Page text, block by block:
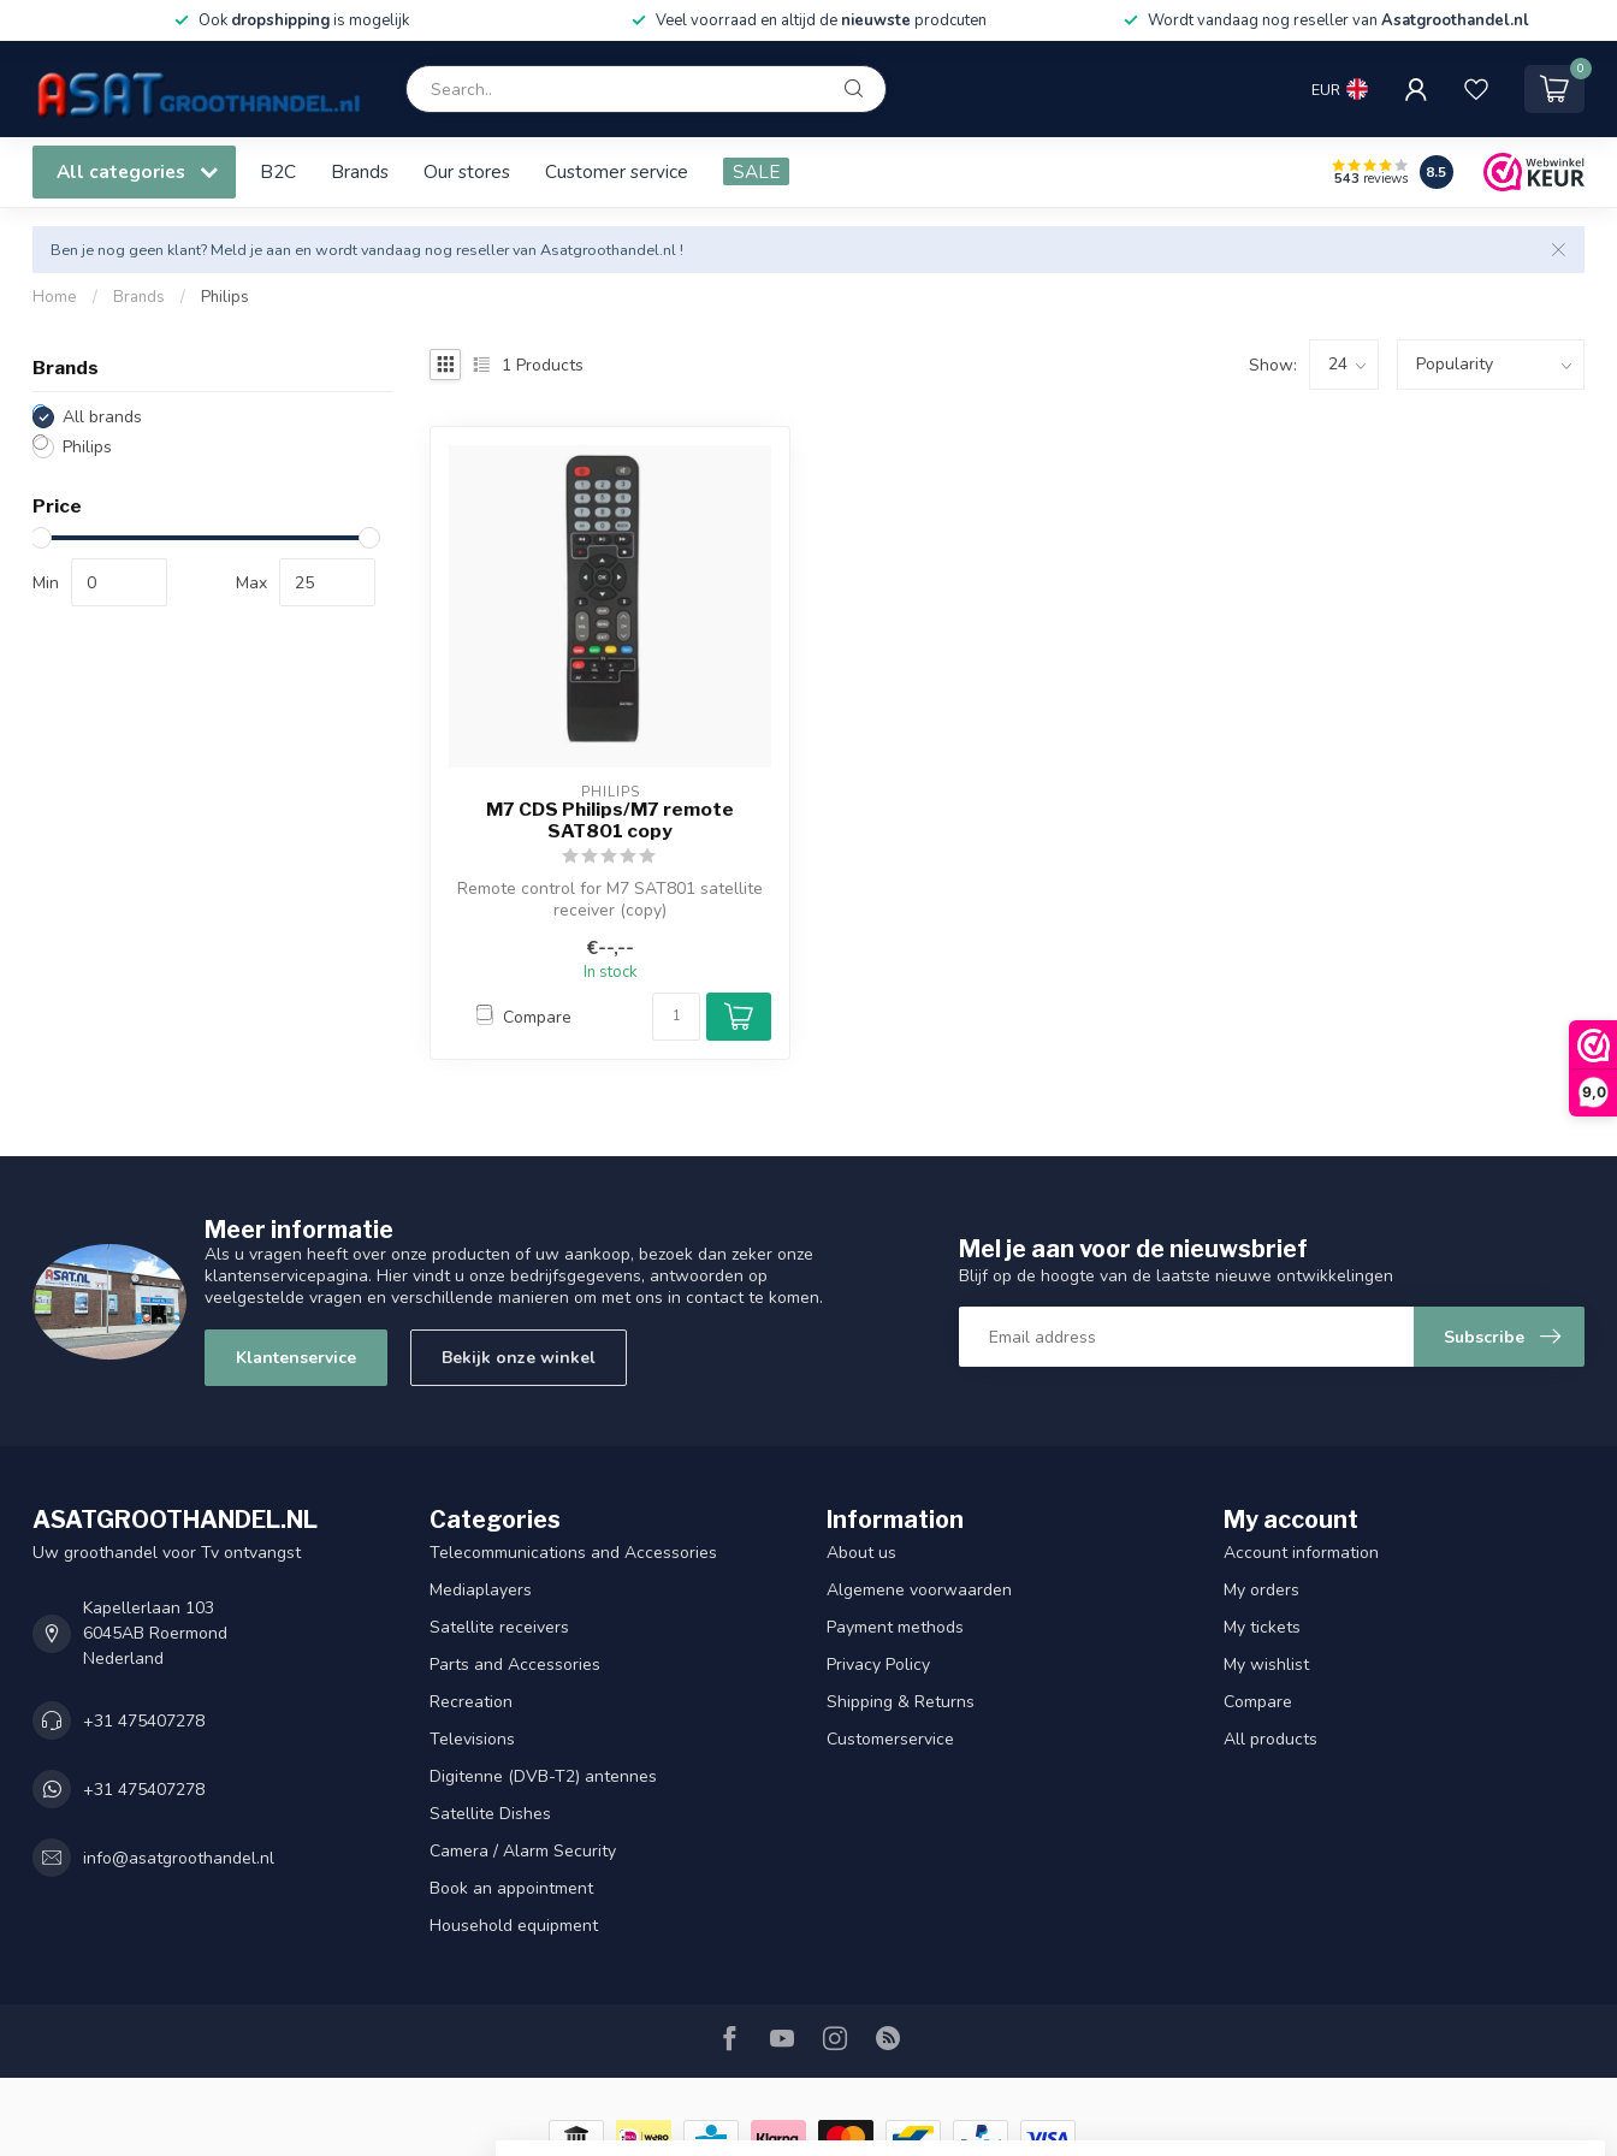
9,0
Ook dropshippingis mogelijk Veel voorraad en altijd de nieuwste prodcuten Wordt vandaag nog reseller van Asatgroothandel.nl
EUR
0
All categories B2C Brands Our stores Customer service SALE 543 reviews 8.5
Ben je nog geen klant? Meld je aan en wordt vandaag nog reseller van Asatgroothandel.nl !
Home / Brands / Philips
Brands
All brands
Philips
Price
Min Max
1 Products Show:
PHILIPS
M7 CDS Philips/M7 remote
SAT801 copy
Remote control for M7 SAT801 satellite
receiver (copy)
€--,--
In stock
Compare
Meer informatie
Als u vragen heeft over onze producten of uw aankoop, bezoek dan zeker onze
klantenservicepagina. Hier vindt u onze bedrijfsgegevens, antwoorden op
veelgestelde vragen en verschillende manieren om met ons in contact te komen.
Klantenservice Bekijk onze winkel
Mel je aan voor de nieuwsbrief
Blijf op de hoogte van de laatste nieuwe ontwikkelingen
Subscribe
ASATGROOTHANDEL.NL
Uw groothandel voor Tv ontvangst
Kapellerlaan 103
6045AB Roermond
Nederland
+31 475407278
+31 475407278
info@asatgroothandel.nl
Categories
Telecommunications and Accessories
Mediaplayers
Satellite receivers
Parts and Accessories
Recreation
Televisions
Digitenne (DVB-T2) antennes
Satellite Dishes
Camera / Alarm Security
Book an appointment
Household equipment
Information
About us
Algemene voorwaarden
Payment methods
Privacy Policy
Shipping & Returns
Customerservice
My account
Account information
My orders
My tickets
My wishlist
Compare
All products